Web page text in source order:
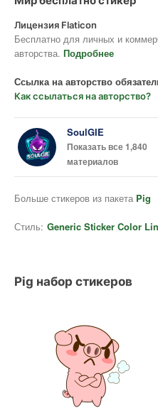
Лицензия Flaticon
Бесплатно для личных и
авторства. Подробнее
Ссылка на авторство
Как ссылаться на авторство?
SoulGIE
Показать все 1,840
материалов
Больше стикеров из пакета Pig
Стиль: Generic Sticker Color
Pig набор стикеров